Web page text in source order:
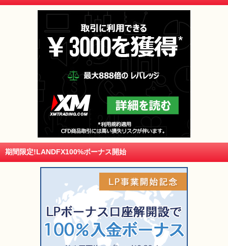
期間限定!LANDFX100%ボーナス開始